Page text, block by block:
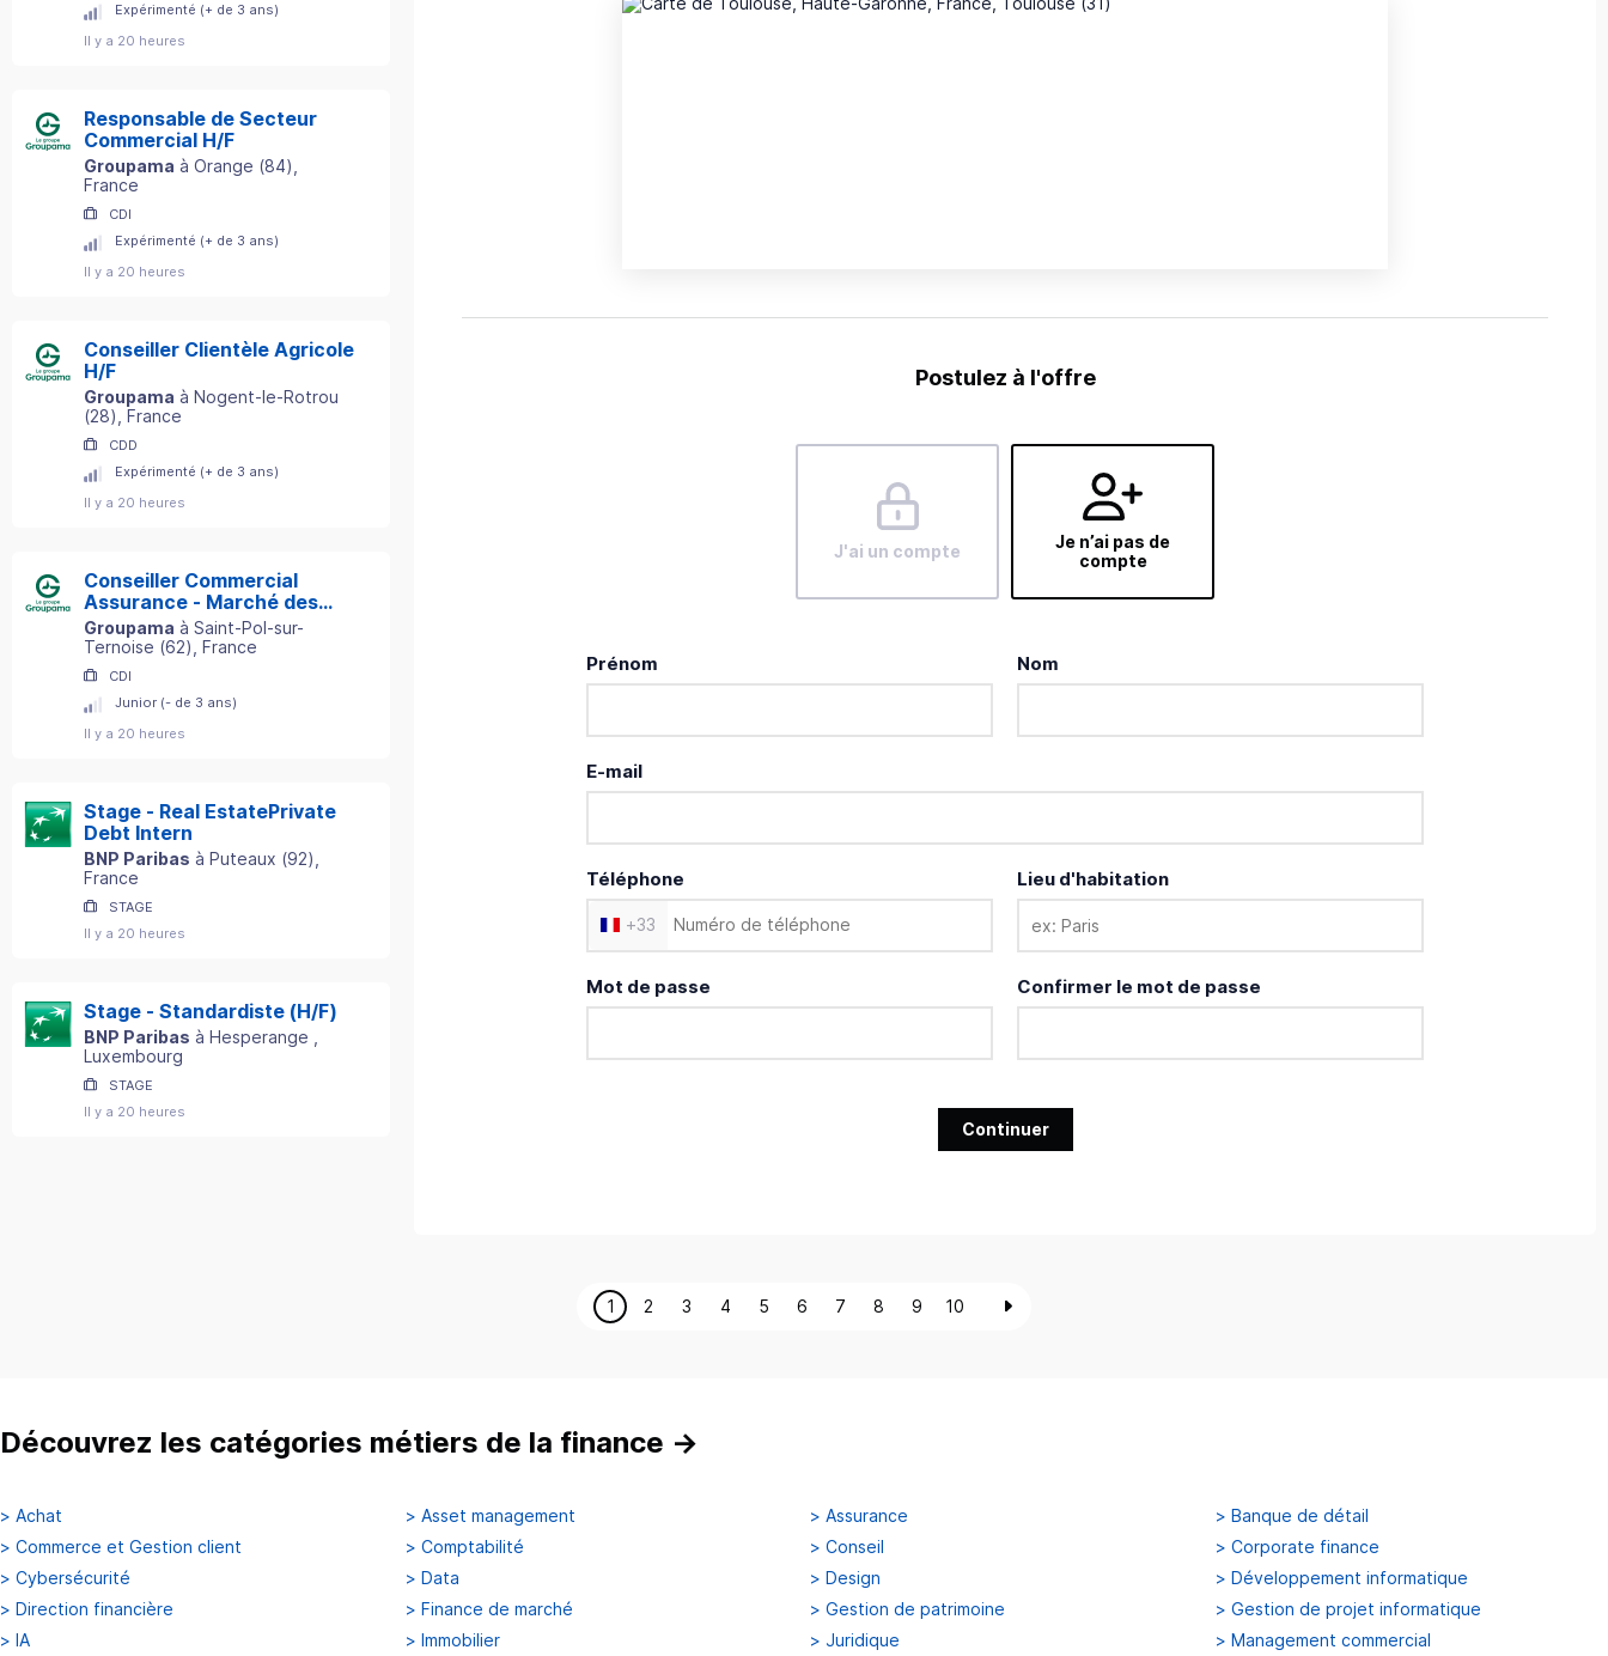
Expérimenté (+ de 3 ans)
Il y a 20 heures
Responsable de Secteur
Commercial H/F
Groupama à Orange (84)
France
CDI
Expérimenté (+ de 3 ans)
Il y a 20 heures
Conseiller Clientèle Agricole
H/F
Groupama à Nogent-le-Rotrou
(28) , France
CDD
Expérimenté (+ de 3 ans)
Il y a 20 heures
Conseiller Commercial
Assurance - Marché des
Particuliers - Secteur St-
Pol-sur-Ternoise (62) H/F
Groupama à Saint-Pol-sur-
Ternoise (62) , France
CDI
Junior (- de 3 ans)
Il y a 20 heures
Stage - Real EstatePrivate
Debt Intern
BNP Paribas à Puteaux (92)
France
STAGE
Il y a 20 heures
Stage - Standardiste (H/F)
BNP Paribas à Hesperange
Luxembourg
STAGE
Il y a 20 heures
Postulez à l'offre
J'ai un compte
Je n’ai pas de
compte
Prénom Nom
E-mail
Téléphone
+33
Lieu d'habitation
Mot de passe Confirmer le mot de passe
Continuer
1 2 3 4 5 6 7 8 9 10
Découvrez les catégories métiers de la finance →
> Achat > Asset management > Assurance > Banque de détail
> Commerce et Gestion client > Comptabilité > Conseil > Corporate finance
> Cybersécurité > Data > Design > Développement informatique
> Direction financière > Finance de marché > Gestion de patrimoine > Gestion de projet informatique
> IA > Immobilier > Juridique > Management commercial